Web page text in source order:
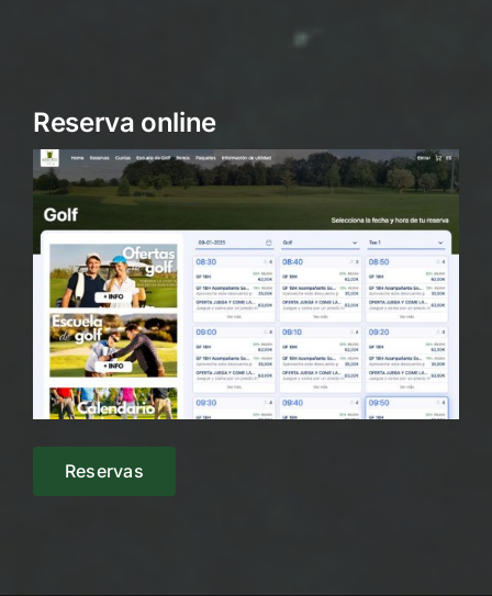
Reserva online
Reservas